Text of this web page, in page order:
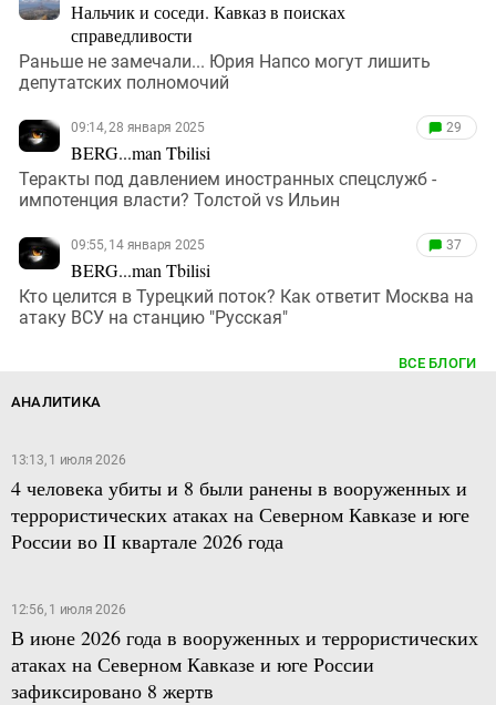
Нальчик и соседи. Кавказ в поисках
справедливости
Раньше не замечали... Юрия Напсо могут лишить
депутатских полномочий
09:14, 28 января 2025
BERG...man Tbilisi
29
Теракты под давлением иностранных спецслужб -
импотенция власти? Толстой vs Ильин
09:55, 14 января 2025
BERG...man Tbilisi
37
Кто целится в Турецкий поток? Как ответит Москва на
атаку ВСУ на станцию "Русская"
ВСЕ БЛОГИ
АНАЛИТИКА
13:13, 1 июля 2026
4 человека убиты и 8 были ранены в вооруженных и
террористических атаках на Северном Кавказе и юге
России во II квартале 2026 года
12:56, 1 июля 2026
В июне 2026 года в вооруженных и террористических
атаках на Северном Кавказе и юге России
зафиксировано 8 жертв